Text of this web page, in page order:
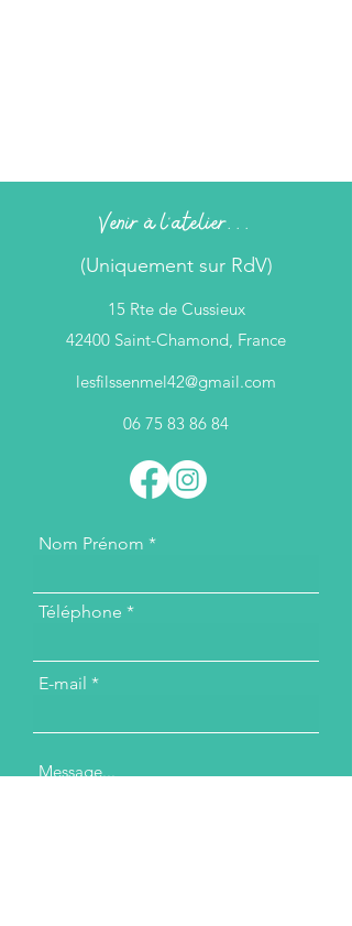
Venir à l'atelier...
(Uniquement sur RdV)
15 Rte de Cussieux
42400 Saint-Chamond, France
lesfilssenmel42@gmail.com
06 75 83 86 84
Nom Prénom
Téléphone
E-mail
Message...